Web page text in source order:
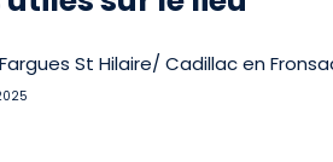
St Hilaire/ Cadillac en